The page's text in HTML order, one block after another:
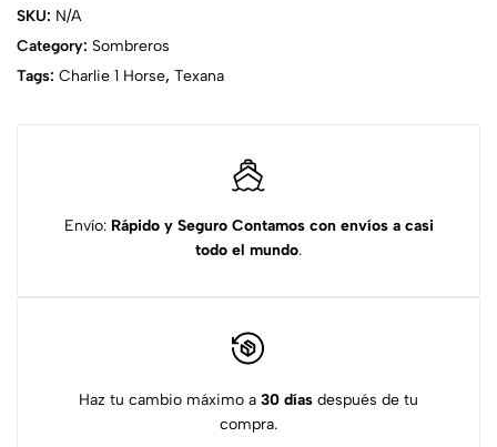
SKU: N/A
Category: Sombreros
Tags: Charlie 1 Horse, Texana
Envío: Rápido y Seguro Contamos con envíos a casi
todo el mundo.
Haz tu cambio máximo a 30 días después de tu
compra.